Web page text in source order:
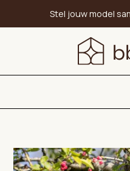
Stel jouw model